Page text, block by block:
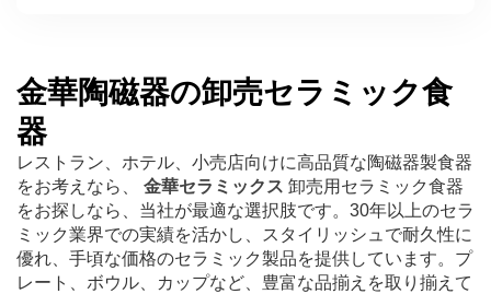
金華陶磁器の卸売セラミック食
器
レストラン、ホテル、小売店向けに高品質な陶磁器製食器
をお考えなら、 金華セラミックス 卸売用セラミック食器
をお探しなら、当社が最適な選択肢です。30年以上のセラ
ミック業界での実績を活かし、スタイリッシュで耐久性に
優れ、手頃な価格のセラミック製品を提供しています。プ
レート、ボウル、カップなど、豊富な品揃えを取り揃えて